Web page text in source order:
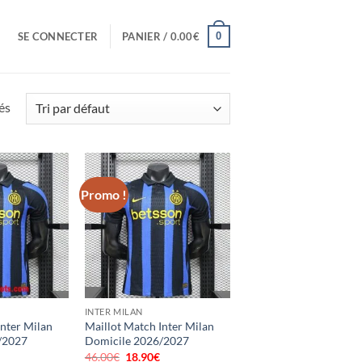
SE CONNECTER PANIER / 0.00€ 0
Milan
Promo !
INTER MILAN
Maillot Match Inter Milan
Domicile 2026/2027
46.00€ Le
18.90€